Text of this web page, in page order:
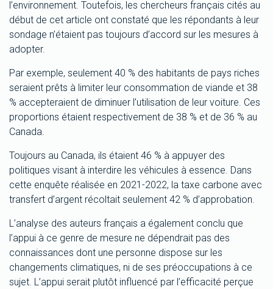
l’environnement. Toutefois, les chercheurs français cités au
début de cet article ont constaté que les répondants à leur
sondage n’étaient pas toujours d’accord sur les mesures à
adopter.
Par exemple, seulement 40 % des habitants de pays riches
seraient prêts à limiter leur consommation de viande et 38
% accepteraient de diminuer l’utilisation de leur voiture. Ces
proportions étaient respectivement de 38 % et de 36 % au
Canada.
Toujours au Canada, ils étaient 46 % à appuyer des
politiques visant à interdire les véhicules à essence. Dans
cette enquête réalisée en 2021-2022, la taxe carbone avec
transfert d’argent récoltait seulement 42 % d’approbation.
L’analyse des auteurs français a également conclu que
l’appui à ce genre de mesure ne dépendrait pas des
connaissances dont une personne dispose sur les
changements climatiques, ni de ses préoccupations à ce
sujet. L’appui serait plutôt influencé par l’efficacité perçue